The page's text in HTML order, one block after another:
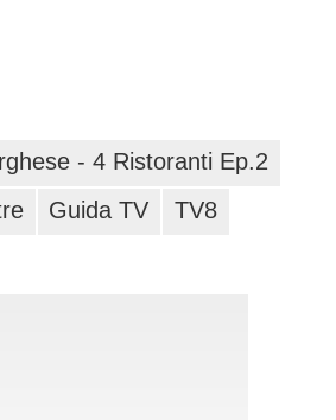
- 4 Ristoranti Ep.2
Guida TV TV8